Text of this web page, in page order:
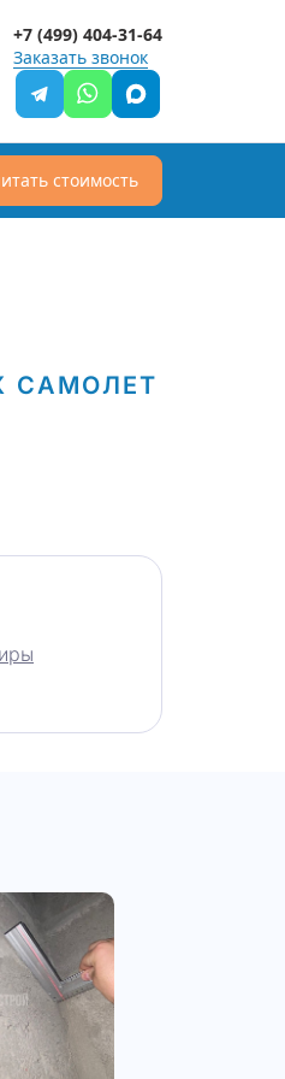
Заказать звонок
+7 (499) 404-31-64
стоимость
САМОЛЕТ